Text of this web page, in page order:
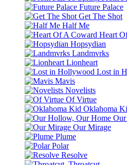
Future Palace
Get The Shot
Half Me
Heart
Hopsydian
Landmvrks
Lionheart
Lost in
Mavis
Novelists
Of Virtue
Oklahoma
Our Mirage
Plume
Polar
Resolve